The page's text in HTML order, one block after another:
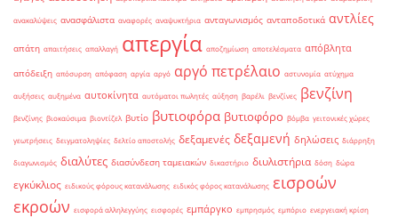
ανακαλύψεις ανασφάλιστα αναφορές αναψυκτήρια ανταγωνισμός ανταποδοτικά αντλίες
απάτη απαιτήσεις απαλλαγή απεργία αποζημίωση αποτελέσματα απόβλητα
απόδειξη απόσυρση απόφαση αργία αργό αργό πετρέλαιο αστυνομία ατύχημα
αυξήσεις αυξημένα αυτοκίνητα αυτόματοι πωλητές αύξηση βαρέλι βενζίνες βενζίνη
βενζίνης βιοκαύσιμα βιοντίζελ βυτίο βυτιοφόρα βυτιοφόρο βόμβα γειτονικές χώρες
γεωτρήσεις δειγματοληψίες δελτίο αποστολής δεξαμενές δεξαμενή δηλώσεις διάρρηξη
διαγωνισμός διαλύτες διασύνδεση ταμειακών δικαστήριο διυλιστήρια δόση δώρα
εγκύκλιος ειδικούς φόρους κατανάλωσης ειδικός φόρος κατανάλωσης εισροών
εκροών εισφορά αλληλεγγύης εισφορές εμπάργκο εμπρησμός εμπόριο ενεργειακή κρίση